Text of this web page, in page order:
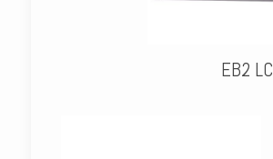
EB2 LC